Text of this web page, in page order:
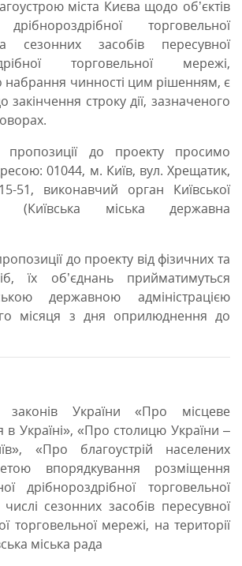
міста Києва щодо об’єктів
торговельної
сезонних засобів пересувної
торговельної мережі,
набрання чинності цим рішенням, є
строку дії, зазначеного
пропозиції до проекту просимо
01044, м. Київ, вул. Хрещатик,
51, виконавчий орган Київської
(Київська міська державна
до проекту від фізичних та
їх об’єднань прийматимуться
державною адміністрацією
місяця з дня оприлюднення до
законів України «Про місцеве
в Україні», «Про столицю України –
«Про благоустрій населених
впорядкування розміщення
дрібнороздрібної торговельної
сезонних засобів пересувної
торговельної мережі, на території
міська рада